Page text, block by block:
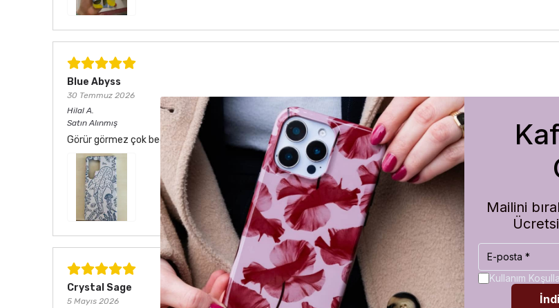
Blue Abyss
30 Temmuz 2026
Hilal A.
Satın Alınmış
Görür görmez çok beğendim. Hem desen olarak çok şık hem de koruma olarak çok güvenilir. Ayrıca hızlı
Crystal Sage
5 Mayıs 2026
Mailini
Kullanım